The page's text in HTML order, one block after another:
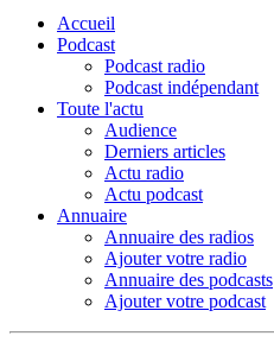
Accueil
Podcast
Podcast radio
Podcast indépendant
Toute l'actu
Audience
Derniers articles
Actu radio
Actu podcast
Annuaire
Annuaire des radios
Ajouter votre radio
Annuaire des podcasts
Ajouter votre podcast